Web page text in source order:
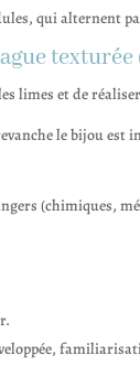
qui alternent
texturée
limes et de
le bijou est
(chimiques,